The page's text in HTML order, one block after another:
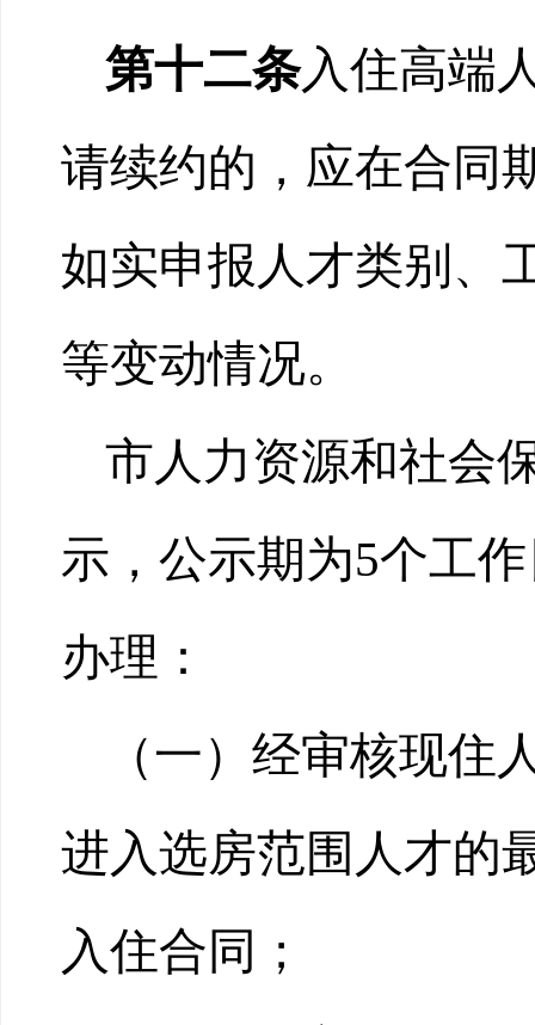
第十二条入住高端
请续约的，应在合同
如实申报人才类别、
等变动情况。
市人力资源和社会
示，公示期为5个工
办理：
（一）经审核现住
进入选房范围人才的
入住合同；